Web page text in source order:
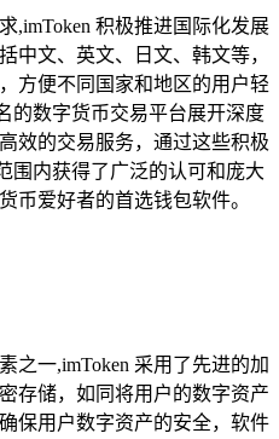
,imToken 积极推进国际化发展
中文、英文、日文、韩文等，
方便不同国家和地区的用户轻
的数字货币交易平台展开深度
效的交易服务，通过这些积极
围内获得了广泛的认可和庞大
币爱好者的首选钱包软件。
之一,imToken 采用了先进的加
存储，如同将用户的数字资产
保用户数字资产的安全，软件